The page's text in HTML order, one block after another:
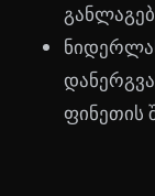
ფინეთის